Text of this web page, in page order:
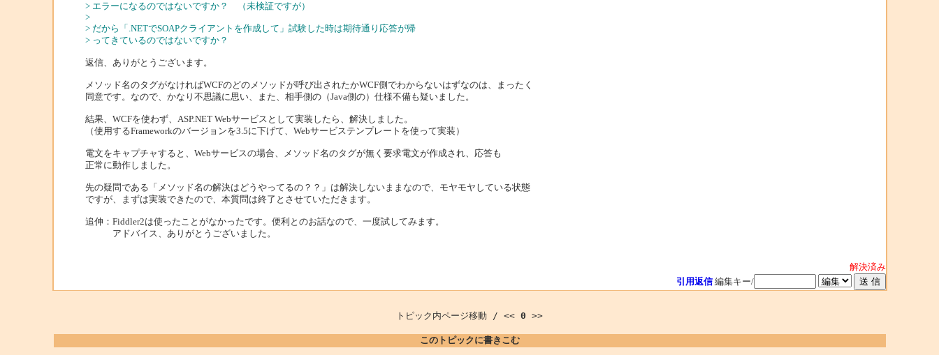
> エラーになるのではないですか？ （未検証ですが）
>
> だから「.NETでSOAPクライアントを作成して」試験した時は期待通り応答が帰
> ってきているのではないですか？
返信、ありがとうございます。
メソッド名のタグがなければWCFのどのメソッドが呼び出されたかWCF側でわからないはずなのは、まったく
同意です。なので、かなり不思議に思い、また、相手側の（Java側の）仕様不備も疑いました。
結果、WCFを使わず、ASP.NET Webサービスとして実装したら、解決しました。
（使用するFrameworkのバージョンを3.5に下げて、Webサービステンプレートを使って実装）
電文をキャプチャすると、Webサービスの場合、メソッド名のタグが無く要求電文が作成され、応答も
正常に動作しました。
先の疑問である「メソッド名の解決はどうやってるの？？」は解決しないままなので、モヤモヤしている状態
ですが、まずは実装できたので、本質問は終了とさせていただきます。
追伸：Fiddler2は使ったことがなかったです。便利とのお話なので、一度試してみます。
アドバイス、ありがとうございました。
解決済み
引用返信 編集キー/
トピック内ページ移動 / << 0 >>
このトピックに書きこむ